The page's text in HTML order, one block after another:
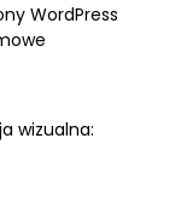
WordPress
wizualna: